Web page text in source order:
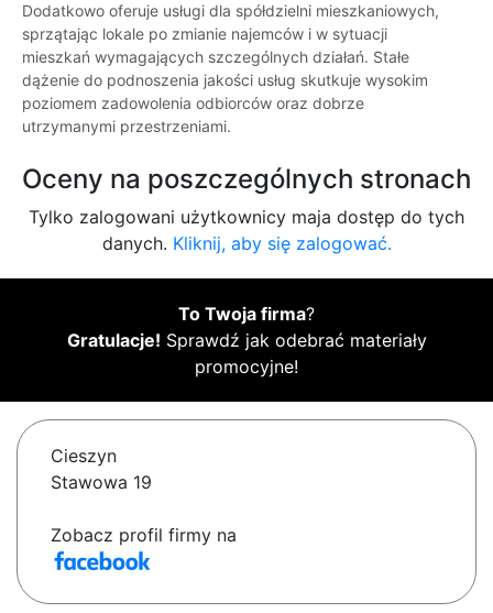
Dodatkowo oferuje usługi dla spółdzielni mieszkaniowych,
sprzątając lokale po zmianie najemców i w sytuacji
mieszkań wymagających szczególnych działań. Stałe
dążenie do podnoszenia jakości usług skutkuje wysokim
poziomem zadowolenia odbiorców oraz dobrze
utrzymanymi przestrzeniami.
Oceny na poszczególnych stronach
Tylko zalogowani użytkownicy maja dostęp do tych
danych. Kliknij, aby się zalogować.
To Twoja firma?
Gratulacje! Sprawdź jak odebrać materiały
promocyjne!
Cieszyn
Stawowa 19
Zobacz profil firmy na